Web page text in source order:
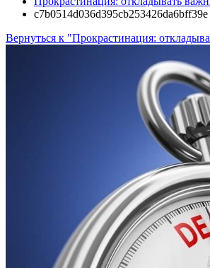
c7b0514d036d395cb253426da6bff39e
Вернуться к "Прокрастинация: